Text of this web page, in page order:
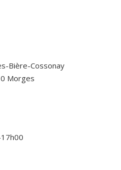
Bière-Cossonay
Morges